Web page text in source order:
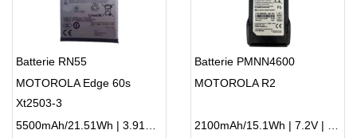
Batterie RN55
MOTOROLA Edge 60s
Xt2503-3
5500mAh/21.51Wh | 3.91V | Li-ion ...
Batterie PMNN4600
MOTOROLA R2
2100mAh/15.1Wh | 7.2V | Li-ion ...